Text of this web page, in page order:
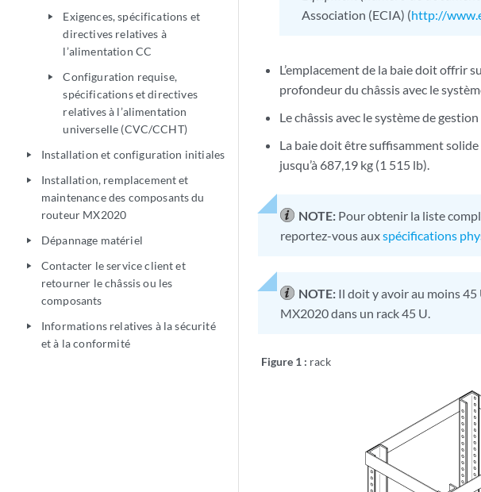
play_arrow
Exigences, spécifications et
directives relatives à
l’alimentation CC
play_arrow
Configuration requise,
spécifications et directives
relatives à l’alimentation
universelle (CVC/CCHT)
play_arrow Installation et configuration initiales
play_arrow
Installation, remplacement et
maintenance des composants du
routeur MX2020
play_arrow Dépannage matériel
play_arrow
Contacter le service client et
retourner le châssis ou les
composants
play_arrow
Informations relatives à la sécurité
et à la conformité
Association (ECIA) (http://
L’emplacement de la baie doit offrir
profondeur du châssis avec le
Le châssis avec le système de
La baie doit être suffisamment
jusqu’à 687,19 kg (1 515 lb).
NOTE: Pour obtenir la liste
reportez-vous auxspécifications
NOTE: Il doit y avoir au moins 45
MX2020 dans un rack 45 U.
Figure 1 : rack